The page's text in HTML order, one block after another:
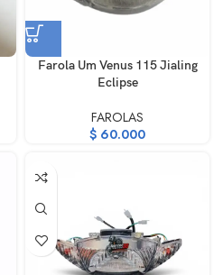
Farola Um Venus 115 Jialing
Eclipse
FAROLAS
$ 60.000